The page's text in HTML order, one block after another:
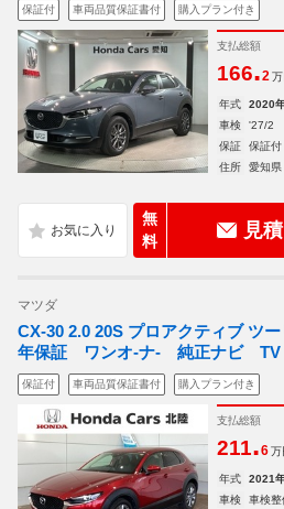
保証付 車両品質保証書付 購入プラン付き
支払総額
166.2
年式 2020
車検
'27/2
保証
保証付
住所
愛知県
無
料
見
マツダ
CX-30 2.0 20S プロアクティブ ツ
年保証 ワンオ-ナ- 純正ナビ TV
保証付 車両品質保証書付 購入プラン付き
支払総額
211.6 万
年式 2021
車検
車検整